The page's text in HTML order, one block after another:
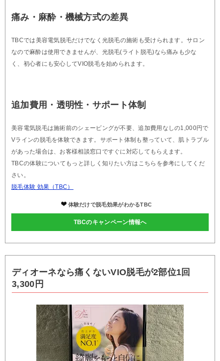
痛み・麻酔・機械方式の差異
TBCでは美容電気脱毛だけでなく光脱毛の施術も受けられます。サロン
なので麻酔は使用できませんが、光脱毛(ライト脱毛)なら痛みも少な
く、初心者にも安心してVIO脱毛を始められます。
追加費用・透明性・サポート体制
美容電気脱毛は施術前のシェービングが不要、追加費用なしの1,000円で
Vラインの脱毛を体験できます。サポート体制も整っていて、肌トラブル
があった場合は、お客様相談窓口ですぐに対応してもらえます。
TBCの体験についてもっと詳しく知りたい方はこちらを参考にしてくだ
さい。
脱毛体験 効果（TBC）
体験だけで脱毛効果がわかるTBC
TBCのキャンペーン情報へ
ディオーネなら痛くないVIO脱毛が2部位1回
3,300円